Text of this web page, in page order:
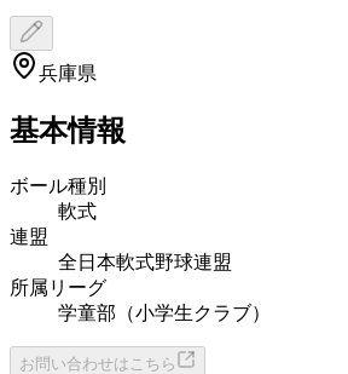
兵庫県
基本情報
ボール種別
軟式
連盟
全日本軟式野球連盟
所属リーグ
学童部（小学生クラブ）
お問い合わせはこちら